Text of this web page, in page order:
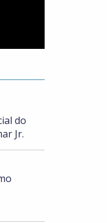
do
Jr.